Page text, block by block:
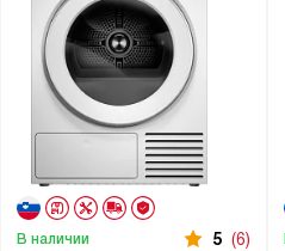
В наличии 5 (6)